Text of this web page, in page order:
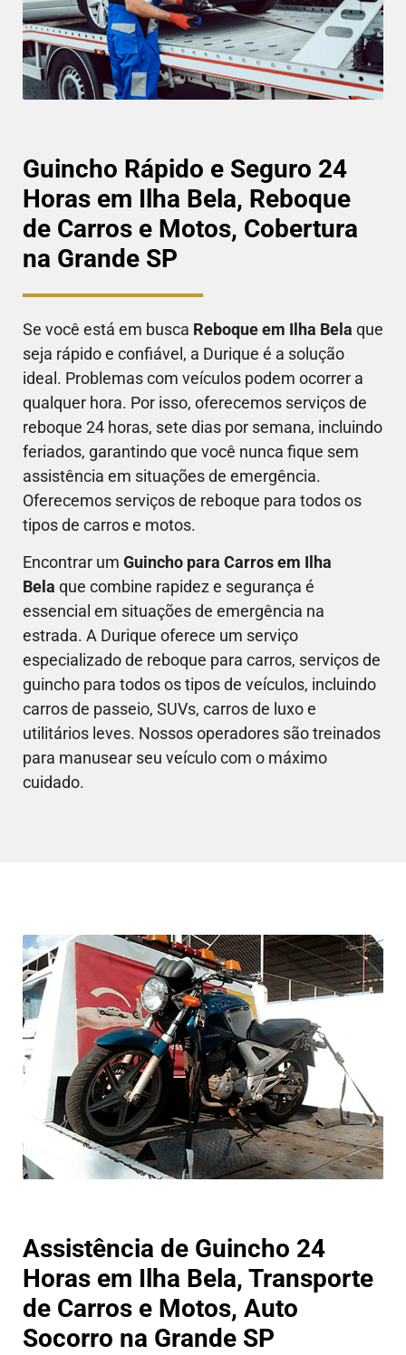
Guincho Rápido e Seguro 24
Horas em Ilha Bela, Reboque
de Carros e Motos, Cobertura
na Grande SP
Se você está em busca Reboque em Ilha Bela que
seja rápido e confiável, a Durique é a solução
ideal. Problemas com veículos podem ocorrer a
qualquer hora. Por isso, oferecemos serviços de
reboque 24 horas, sete dias por semana, incluindo
feriados, garantindo que você nunca fique sem
assistência em situações de emergência.
Oferecemos serviços de reboque para todos os
tipos de carros e motos.
Encontrar um Guincho para Carros em Ilha
Bela que combine rapidez e segurança é
essencial em situações de emergência na
estrada. A Durique oferece um serviço
especializado de reboque para carros, serviços de
guincho para todos os tipos de veículos, incluindo
carros de passeio, SUVs, carros de luxo e
utilitários leves. Nossos operadores são treinados
para manusear seu veículo com o máximo
cuidado.
Assistência de Guincho 24
Horas em Ilha Bela, Transporte
de Carros e Motos, Auto
Socorro na Grande SP